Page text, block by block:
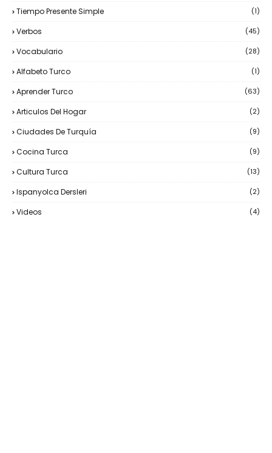
Tiempo Presente Simple (1)
Verbos (45)
Vocabulario (28)
Alfabeto Turco (1)
Aprender Turco (63)
Articulos Del Hogar (2)
Ciudades De Turquía (9)
Cocina Turca (9)
Cultura Turca (13)
Ispanyolca Dersleri (2)
Videos (4)